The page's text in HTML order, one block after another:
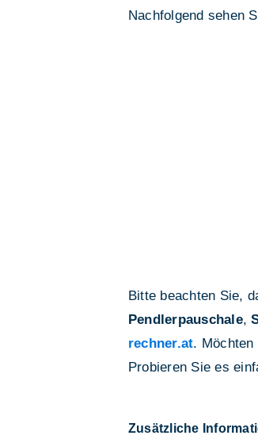
Nachfolgend sehen
Bitte beachten Sie,
Pendlerpauschale,
rechner.at.
Probieren Sie es
Zusätzliche